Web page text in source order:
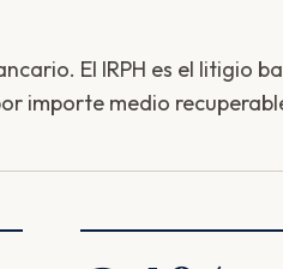
El IRPH es el litigio
importe medio